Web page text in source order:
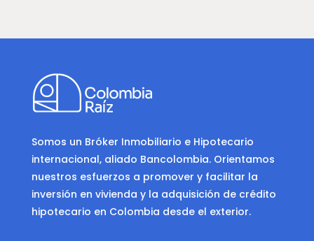
Somos un Bróker Inmobiliario e Hipotecario
internacional, aliado Bancolombia. Orientamos
nuestros esfuerzos a promover y facilitar la
inversión en vivienda y la adquisición de crédito
hipotecario en Colombia desde el exterior.